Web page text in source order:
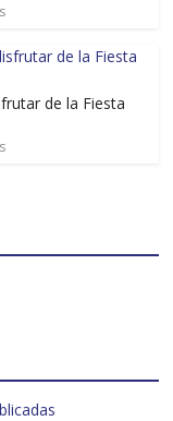
de la Fiesta